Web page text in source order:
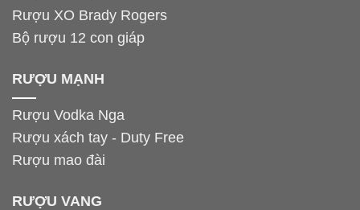
Rượu XO Brady Rogers
Bộ rượu 12 con giáp
RƯỢU MẠNH
Rượu Vodka Nga
Rượu xách tay - Duty Free
Rượu mao đài
RƯỢU VANG